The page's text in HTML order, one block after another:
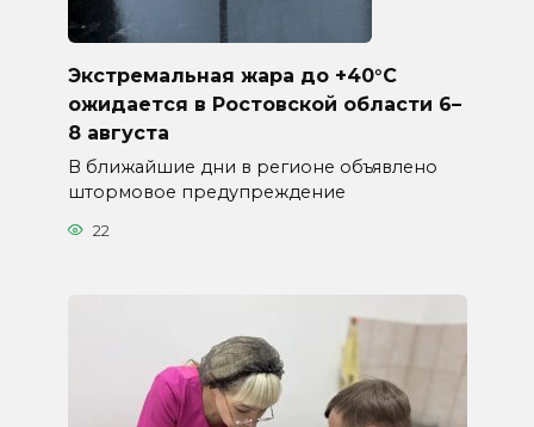
Экстремальная жара до +40°C
ожидается в Ростовской области 6–
8 августа
В ближайшие дни в регионе объявлено
штормовое предупреждение
22